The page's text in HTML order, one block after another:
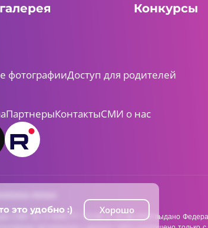
Конкурсы
фотографииДоступ для родителей
ПартнерыКонтактыСМИ о нас
СМИ Эл-Л №ФС77-73138 от 22.06.2018 выдано
это удобно :) Хорошо